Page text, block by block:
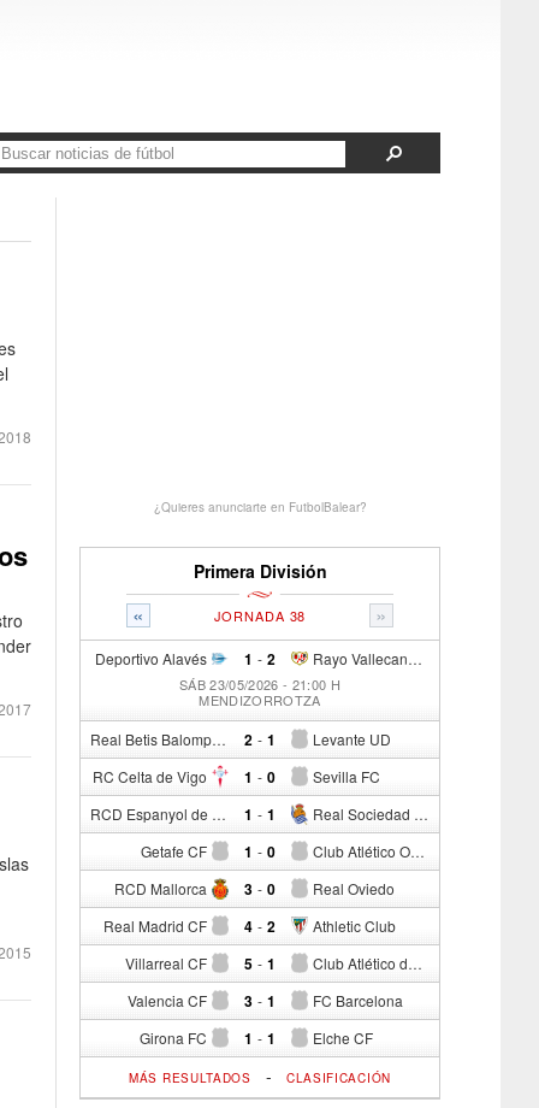
¿Quieres anunciarte en FutbolBalear?
Primera División
« »
JORNADA 38
Deportivo Alavés 1 - Rayo Vallecano de Madrid
2
SÁB 23/05/2026 - 21:00 H
MENDIZORROTZA
Real Betis Balompié 2 - Levante UD
1
RC Celta de Vigo 1 - Sevilla FC
0
RCD Espanyol de Barcelona 1 - Real Sociedad de Fútbol
1
Getafe CF 1 - Club Atlético Osasuna
0
RCD Mallorca 3 - Real Oviedo
0
Real Madrid CF 4 - Athletic Club
2
Villarreal CF 5 - Club Atlético de Madrid
1
Valencia CF 3 - FC Barcelona
1
Girona FC 1 - Elche CF
1
MÁS RESULTADOS - CLASIFICACIÓN